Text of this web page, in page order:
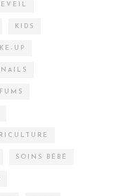
EVEIL
KIDS
UP
NAILS
SOINS BÉBÉ